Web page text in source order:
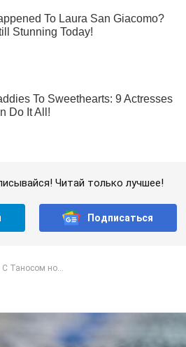
Читай только лучшее!
Подписаться
С Таносом но...